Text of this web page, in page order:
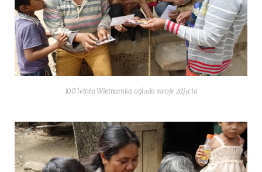
100 let­nia Wiet­nam­ka ogląda swo­je zdjęcia